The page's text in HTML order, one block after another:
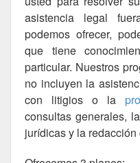
asistencia legal
podemos ofrecer,
que tiene
particular. Nuestros
no incluyen la
con litigios o la
consultas generales,
jurídicas y la